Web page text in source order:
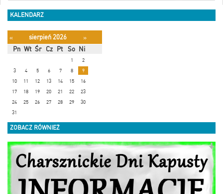
KALENDARZ
« sierpień 2026
»
Pn Wt Śr Cz Pt So Ni
1
2
3
4 5 6 7 8
9
10
11 12 13 14 15
16
17
18 19 20 21 22
23
24
25 26 27 28 29
30
31
ZOBACZ RÓWNIEŻ